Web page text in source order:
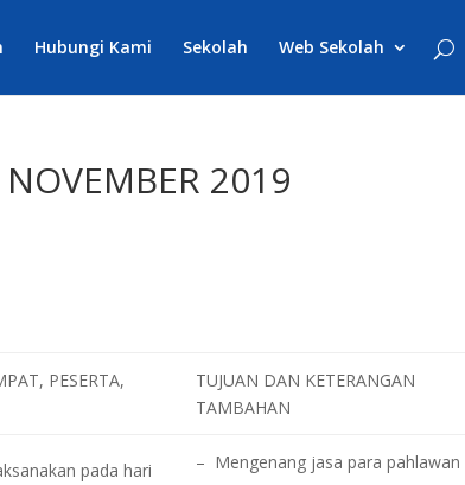
Hubungi Kami Sekolah Web Sekolah
2019
PESERTA,
TUJUAN DAN KETERANGAN
TAMBAHAN
pada hari
– Mengenang jasa para pahlawan